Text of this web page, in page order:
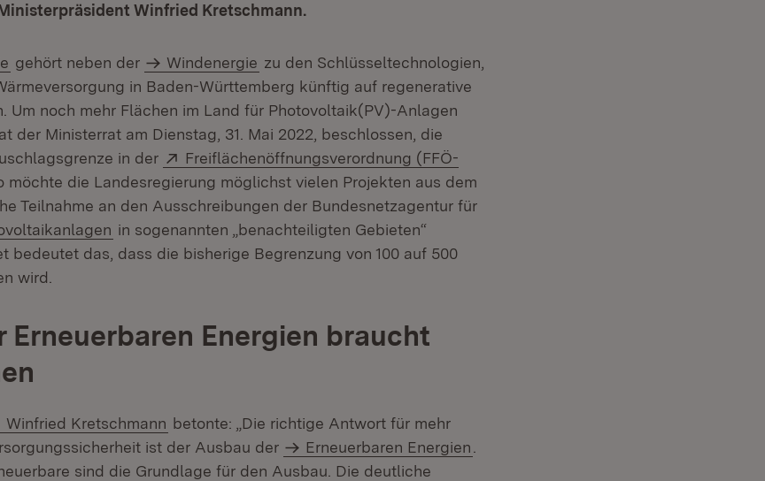
Winfried Kretschmann.
gehört neben der Windenergie zu den Schlüsseltechnologien,
in Baden-Württemberg künftig auf regenerative
Um noch mehr Flächen im Land für Photovoltaik(PV)-Anlagen
der Ministerrat am Dienstag, 31. Mai 2022, beschlossen, die
in der
Extern:
Freiflächenöffnungsverordnung (FFÖ-
Fenster)
möchte die Landesregierung möglichst vielen Projekten aus dem
Teilnahme an den Ausschreibungen der Bundesnetzagentur für
in sogenannten „benachteiligten Gebieten“
bedeutet das, dass die bisherige Begrenzung von 100 auf 500
wird.
Erneuerbaren Energien braucht
Extern:
Winfried Kretschmann (Öffnet in neuem Fenster)
betonte: „Die richtige Antwort für mehr
ist der Ausbau der
Erneuerbaren Energien
sind die Grundlage für den Ausbau. Die deutliche